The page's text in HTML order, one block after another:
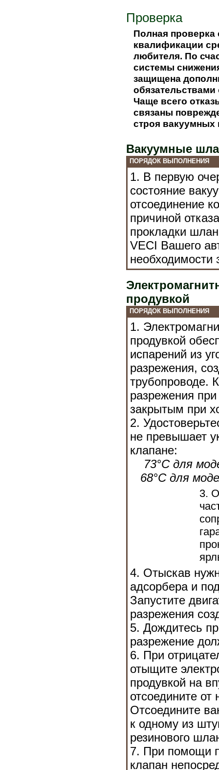
Проверка
Полная проверка
квалификации
любителя. По
системы
защищена
обязательствами
Чаще всего
связаны
строя вакуумных
Вакуумные
ПОРЯДОК ВЫПОЛНЕНИЯ
1. В первую
состояние
отсоединение
причиной
прокладки
VECI Вашего
продувкой
ПОРЯДОК ВЫПОЛНЕНИЯ
1.
продувкой
испарений из
разрежения,
трубопроводе.
разрежения при
закрытым при
2.
не превышает
клапане:
73°С для
68°С для
3.
4. Отыскав
адсорбера и
Запустите
разрежения
5. Дождитесь
разрежение
6. При
отыщите
продувкой на
отсоедините от
Отсоедините
к одному из
резинового
7. При помощи
клапан